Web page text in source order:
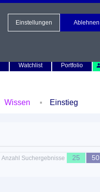
Watchlist Portfolio
Wissen Einstieg
Anzahl Suchergebnisse 25 50
Einstellungen Ablehnen